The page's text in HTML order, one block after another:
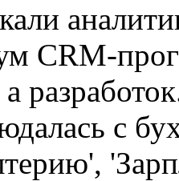
CRM-
с